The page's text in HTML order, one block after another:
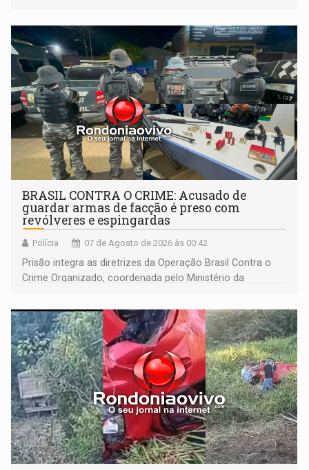
BRASIL CONTRA O CRIME: Acusado de
guardar armas de facção é preso com
revólveres e espingardas
Polícia 07 de Agosto de 2026 às 00:42
Prisão integra as diretrizes da Operação Brasil Contra o
Crime Organizado, coordenada pelo Ministério da